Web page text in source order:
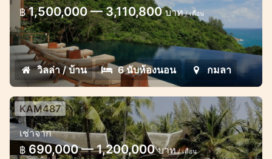
6 Bedroom villa with Comtempolary
design, locate on the mountain with sea
view of Kamala bay
฿ 1,500,000 — 3,110,800บาท/ เดือน
วิลล่า / บ้าน 6 นับห้องนอน กมลา
Magnificent 6 Bedroom Villa in
Kamala
KAM487
เช่าจาก
฿ 690,000 — 1,200,000บาท/ เดือน